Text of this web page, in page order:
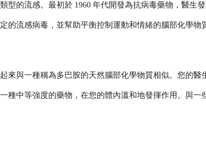
的流感。最初於 1960 年代開發為抗病毒藥物，醫生
流感病毒，並幫助平衡控制運動和情緒的腦部化學
與一種稱為多巴胺的天然腦部化學物質相似。您的醫
種中等強度的藥物，在您的體內溫和地發揮作用。與